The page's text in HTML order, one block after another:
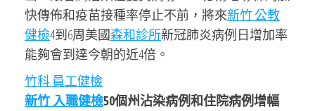
快傳佈和疫苗接種率停止不前，將來新竹 公教
健檢4到6周美國森和診所新冠肺炎病例日增加率
能夠會到達今朝的近4倍。
竹科 員工健檢
新竹 入職健檢50個州沾染病例和住院病例增幅